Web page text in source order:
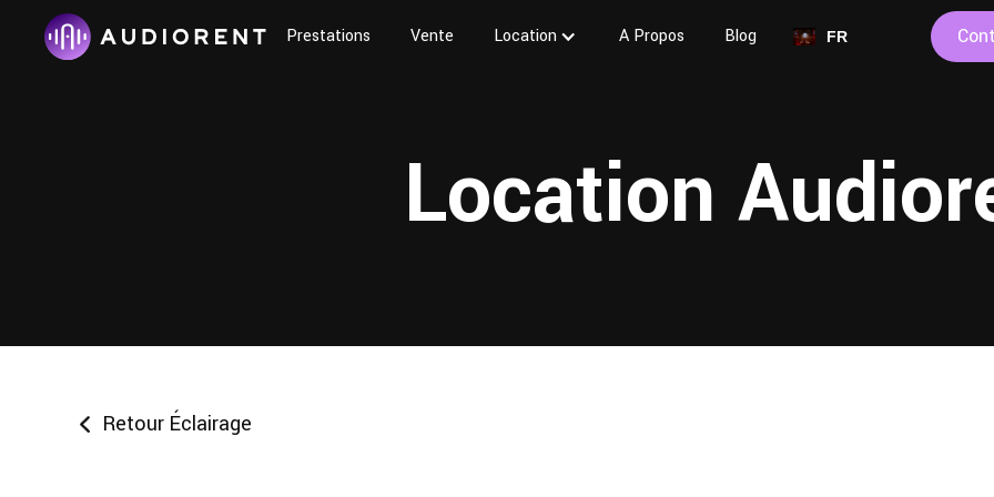
Prestations Vente Location A Propos Blog FR
Location
Retour Éclairage